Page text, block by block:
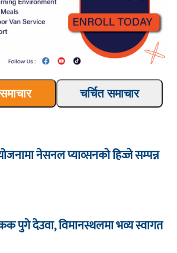
चर्चित समाचार
नेसनल प्याव्सनको हिज्जे सम्पन्न
पुगे देउवा, विमानस्थलमा भव्य स्वागत